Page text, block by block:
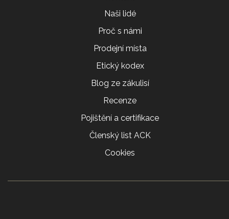
Naši lidé
Proč s námi
Prodejní místa
Etický kodex
Blog ze zákulisí
Recenze
Pojištění a certifikace
Členský list ACK
Cookies